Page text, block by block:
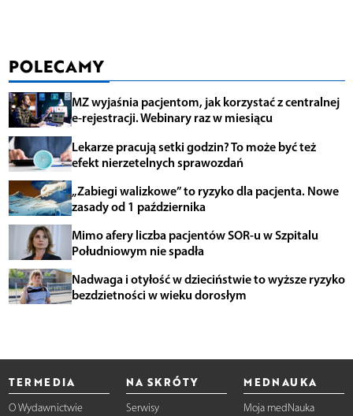
POLECAMY
MZ wyjaśnia pacjentom, jak korzystać z centralnej
e-rejestracji. Webinary raz w miesiącu
Lekarze pracują setki godzin? To może być też
efekt nierzetelnych sprawozdań
„Zabiegi walizkowe” to ryzyko dla pacjenta. Nowe
zasady od 1 października
Mimo afery liczba pacjentów SOR-u w Szpitalu
Południowym nie spadła
Nadwaga i otyłość w dzieciństwie to wyższe ryzyko
bezdzietności w wieku dorosłym
TERMEDIA
O Wydawnictwie
NA SKRÓTY
Serwisy
MEDNAUKA
Moja medNauka